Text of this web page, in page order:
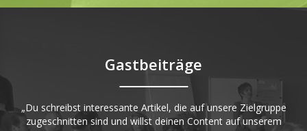
Gastbeiträge
„Du schreibst interessante Artikel, die auf unsere Zielgruppe
zugeschnitten sind und willst deinen Content auf unserem